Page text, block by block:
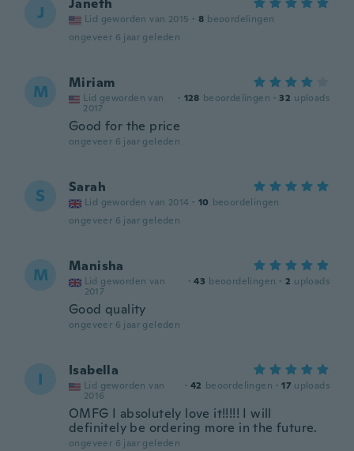
J Janeth
Lid geworden van 2015 · 8 beoordelingen
ongeveer 6 jaar geleden
M Miriam
Lid geworden van
2017
· 128 beoordelingen · 32 uploads
Good for the price
ongeveer 6 jaar geleden
S Sarah
Lid geworden van 2014 · 10 beoordelingen
ongeveer 6 jaar geleden
M Manisha
Lid geworden van
2017
· 43 beoordelingen · 2 uploads
Good quality
ongeveer 6 jaar geleden
I Isabella
Lid geworden van
2016
· 42 beoordelingen · 17 uploads
OMFG I absolutely love it!!!!! I will
definitely be ordering more in the future.
ongeveer 6 jaar geleden